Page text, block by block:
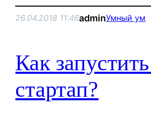
26.04.2018 11:46adminУмный ум
Как
стартап?